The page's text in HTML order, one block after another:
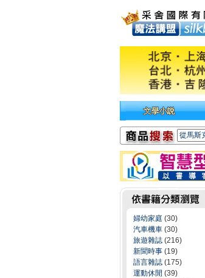
婦幼家庭 (30)
汽車機車 (30)
旅遊雜誌 (216)
新聞時事 (19)
語言雜誌 (175)
運動休閒 (39)